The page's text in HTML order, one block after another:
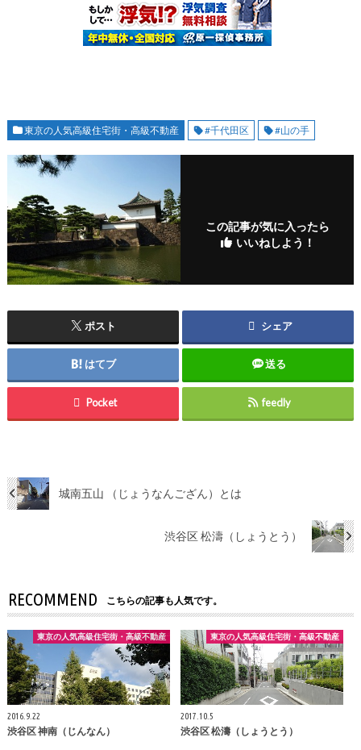
東京の人気高級住宅街・高級不動産 #千代田区 #山の手
この記事が気に入ったら
いいねしよう！
ポスト シェア
はてブ 送る
Pocket feedly
城南五山 （じょうなんござん）とは
渋谷区 松濤（しょうとう）
RECOMMEND こちらの記事も人気です。
東京の人気高級住宅街・高級不動産
2016.9.22
渋谷区 神南（じんなん）
東京の人気高級住宅街・高級不動産
2017.10.5
渋谷区 松濤（しょうとう）